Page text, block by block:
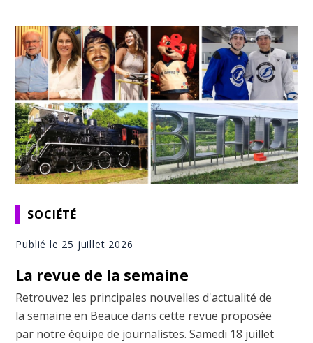
SOCIÉTÉ
Publié le 25 juillet 2026
La revue de la semaine
Retrouvez les principales nouvelles d'actualité de
la semaine en Beauce dans cette revue proposée
par notre équipe de journalistes. Samedi 18 juillet